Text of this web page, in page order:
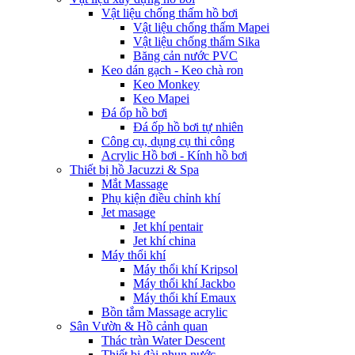
Vật liệu chống thấm hồ bơi
Vật liệu chống thấm Mapei
Vật liệu chống thấm Sika
Băng cản nước PVC
Keo dán gạch - Keo chà ron
Keo Monkey
Keo Mapei
Đá ốp hồ bơi
Đá ốp hồ bơi tự nhiên
Công cụ, dụng cụ thi công
Acrylic Hồ bơi - Kính hồ bơi
Thiết bị hồ Jacuzzi & Spa
Mắt Massage
Phụ kiện điều chỉnh khí
Jet masage
Jet khí pentair
Jet khí china
Máy thổi khí
Máy thổi khí Kripsol
Máy thổi khí Jackbo
Máy thổi khí Emaux
Bồn tắm Massage acrylic
Sân Vườn & Hồ cảnh quan
Thác tràn Water Descent